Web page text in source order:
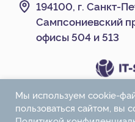
Мы используем cookie-
пользоваться сайтом, вы